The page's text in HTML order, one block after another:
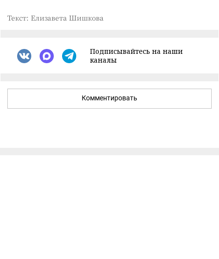
Текст: Елизавета Шишкова
Подписывайтесь на наши
каналы
Комментировать